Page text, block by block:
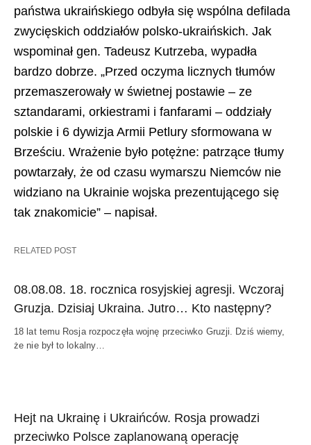
państwa ukraińskiego odbyła się wspólna defilada
zwycięskich oddziałów polsko-ukraińskich. Jak
wspominał gen. Tadeusz Kutrzeba, wypadła
bardzo dobrze. „Przed oczyma licznych tłumów
przemaszerowały w świetnej postawie – ze
sztandarami, orkiestrami i fanfarami – oddziały
polskie i 6 dywizja Armii Petlury sformowana w
Brześciu. Wrażenie było potężne: patrzące tłumy
powtarzały, że od czasu wymarszu Niemców nie
widziano na Ukrainie wojska prezentującego się
tak znakomicie” – napisał.
RELATED POST
08.08.08. 18. rocznica rosyjskiej agresji. Wczoraj
Gruzja. Dzisiaj Ukraina. Jutro… Kto następny?
18 lat temu Rosja rozpoczęła wojnę przeciwko Gruzji. Dziś wiemy,
że nie był to lokalny…
Hejt na Ukrainę i Ukraińców. Rosja prowadzi
przeciwko Polsce zaplanowaną operację